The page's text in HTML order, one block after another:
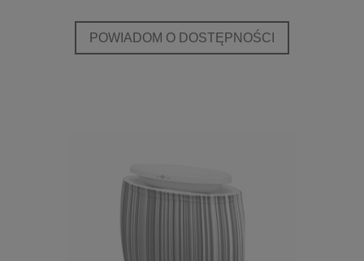
POWIADOM O DOSTĘPNOŚCI